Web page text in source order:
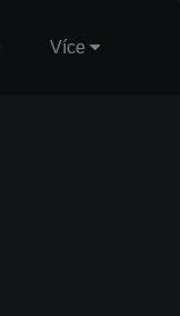
Více